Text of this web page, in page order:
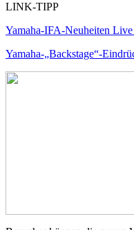
LINK-TIPP
Yamaha-IFA-Neuheiten
Yamaha-„Backstage“-